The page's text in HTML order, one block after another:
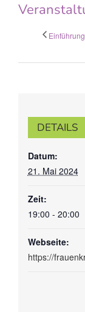
DETAILS
Datum:
21. Mai 2024
Zeit:
19:00 - 20:00
Webseite:
https://